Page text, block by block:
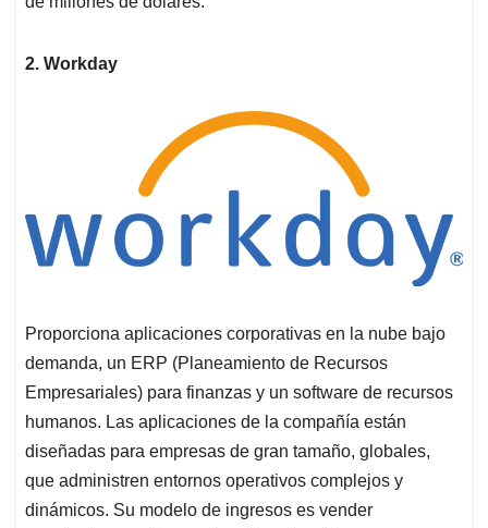
2. Workday
Proporciona aplicaciones corporativas en la nube bajo
demanda, un ERP (Planeamiento de Recursos
Empresariales) para finanzas y un software de recursos
humanos. Las aplicaciones de la compañía están
diseñadas para empresas de gran tamaño, globales,
que administren entornos operativos complejos y
dinámicos. Su modelo de ingresos es vender